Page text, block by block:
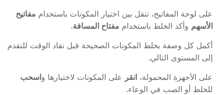
على لوحة المفاتيح، تنقل بين اختيار المكونات باستخدام مفاتيح
الأسهم وأكد الخلط باستخدام مفتاح المسافة.
أكمل كل وصفة بخلط المكونات الصحيحة قبل نفاد الوقت للتقدم
إلى المستوى التالي.
على الأجهزة المحمولة، انقر على المكونات لاختيارها واسحب
للخلط أو الصب في الوعاء.